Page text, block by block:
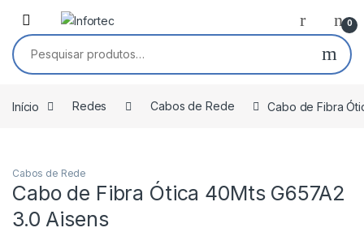
Saltar para navegação
Pular para o conteúdo
0
Pesquisar por:
Início Redes Cabos de Rede Cabo de Fibra
Cabos de Rede
Cabo de Fibra Ótica 40Mts G657A2
3.0 Aisens